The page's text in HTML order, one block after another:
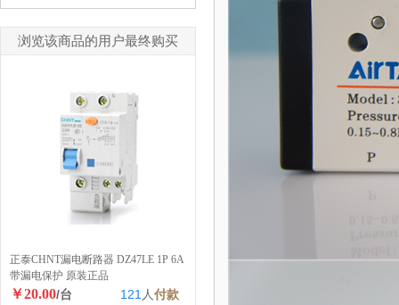
浏览该商品的用户最终购买
正泰CHNT漏电断路器 DZ47LE 1P 6A
带漏电保护 原装正品
￥20.00/台 121 人付款